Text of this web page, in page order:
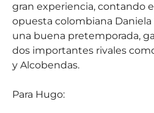
gran experiencia, contando
opuesta colombiana Daniela
una buena pretemporada,
dos importantes rivales
y Alcobendas.
Para Hugo: